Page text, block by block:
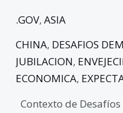
.GOV,ASIA
CHINA, DESAFIOS
JUBILACION,
ECONOMICA,
Contexto de